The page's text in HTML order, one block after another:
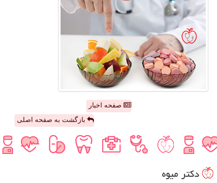
صفحه اخبار
بازگشت به صفحه اصلی
دكتر میوه